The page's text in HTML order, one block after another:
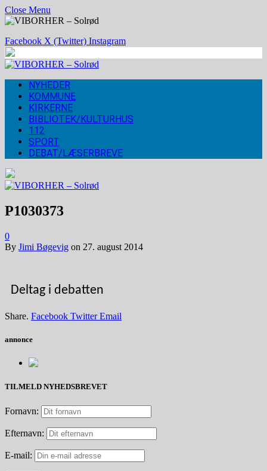
Close Menu
Facebook X (Twitter) Instagram
NYHEDER
KOMMUNE
KIRKERNE
BIBLIOTEK/KULTURHUS
112
SPORT
DEBAT/LÆSERBREVE
P1030373
0
By Jimi Bøgevig on 27. august 2014
Deltag i debatten
Share. Facebook Twitter Email
annonce
TILMELD NYHEDSBREVET
Fornavn:
Efternavn:
E-mail: